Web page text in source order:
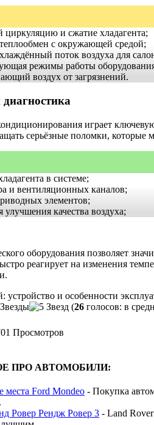
и сжатие хладагента;
с окружающей средой;
поток воздуха для
режимы работы
воздух от загрязнений.
играет
серьёзные поломки,
в системе;
и вентиляционных каналов;
элементов;
улучшения качества воздуха;
оборудования позволяет
реагирует на изменения
и особенности
(26 голосов: в
Просмотров
ПРО АВТОМОБИЛИ:
места Ford Mondeo - Покупка
Ровер Рендж Ровер 3 - Land